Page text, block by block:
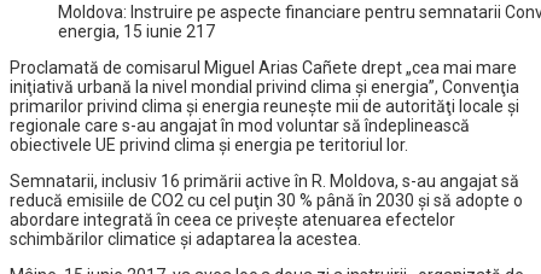
Moldova: Instruire pe aspecte financiare pentru semnatarii
energia, 15 iunie 217
Proclamată de comisarul Miguel Arias Cañete drept „cea mai mare
iniţiativă urbană la nivel mondial privind clima şi energia”, Convenţia
primarilor privind clima şi energia reuneşte mii de autorităţi locale şi
regionale care s-au angajat în mod voluntar să îndeplinească
obiectivele UE privind clima şi energia pe teritoriul lor.
Semnatarii, inclusiv 16 primării active în R. Moldova, s-au angajat să
reducă emisiile de CO2 cu cel puţin 30 % până în 2030 şi să adopte o
abordare integrată în ceea ce priveşte atenuarea efectelor
schimbărilor climatice şi adaptarea la acestea.